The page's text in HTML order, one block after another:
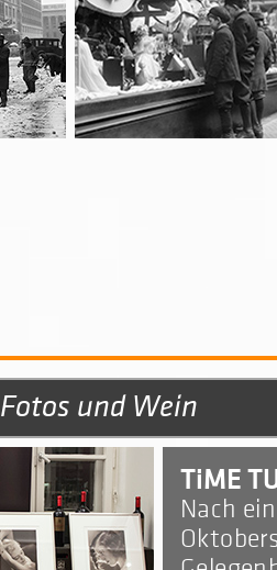
Fotos und Wein
TiME
Nach